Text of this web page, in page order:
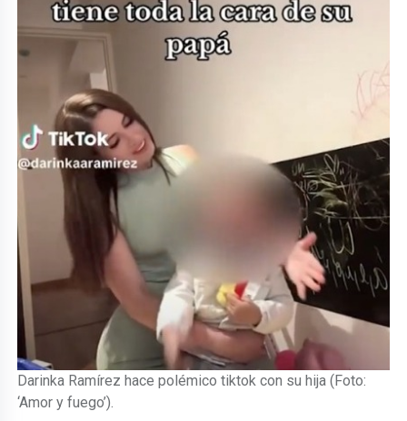
Darinka Ramírez hace polémico tiktok con su hija (Foto:
‘Amor y fuego’).